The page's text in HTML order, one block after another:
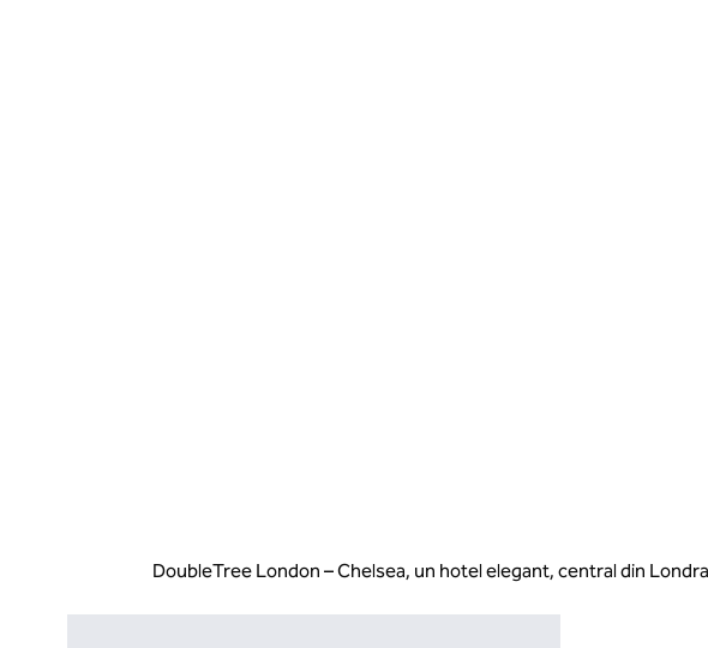
DoubleTree London – Chelsea, un hotel elegant, central din